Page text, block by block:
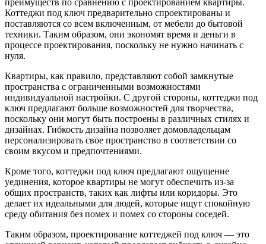
преимуществ по сравнению с проектированием квартиры.
Коттеджи под ключ предварительно спроектированы и
поставляются со всем включенным, от мебели до бытовой
техники. Таким образом, они экономят время и деньги в
процессе проектирования, поскольку не нужно начинать с
нуля.
Квартиры, как правило, представляют собой замкнутые
пространства с ограниченными возможностями
индивидуальной настройки. С другой стороны, коттеджи под
ключ предлагают больше возможностей для творчества,
поскольку они могут быть построены в различных стилях и
дизайнах. Гибкость дизайна позволяет домовладельцам
персонализировать свое пространство в соответствии со
своим вкусом и предпочтениями.
Кроме того, коттеджи под ключ предлагают ощущение
уединения, которое квартиры не могут обеспечить из-за
общих пространств, таких как лифты или коридоры. Это
делает их идеальными для людей, которые ищут спокойную
среду обитания без помех и помех со стороны соседей.
Таким образом, проектирование коттеджей под ключ — это